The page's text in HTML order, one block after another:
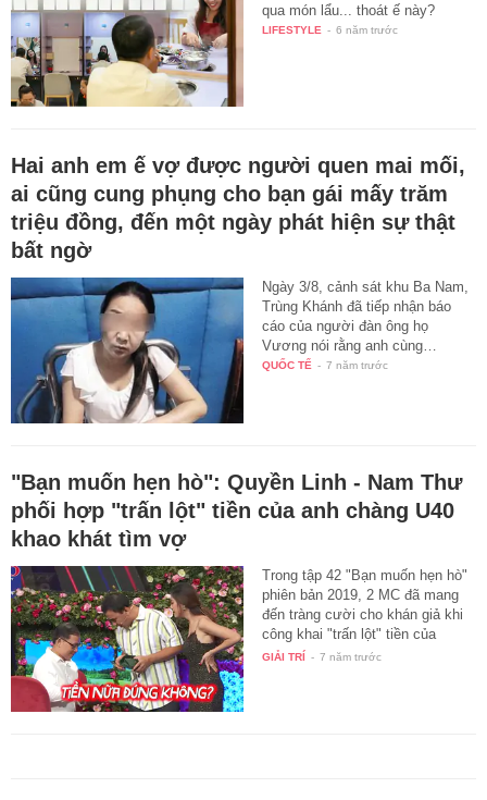
qua món lẩu... thoát ế này?
LIFESTYLE - 6 năm trước
Hai anh em ế vợ được người quen mai mối,
ai cũng cung phụng cho bạn gái mấy trăm
triệu đồng, đến một ngày phát hiện sự thật
bất ngờ
Ngày 3/8, cảnh sát khu Ba Nam,
Trùng Khánh đã tiếp nhận báo
cáo của người đàn ông họ
Vương nói rằng anh cùng…
QUỐC TẾ - 7 năm trước
"Bạn muốn hẹn hò": Quyền Linh - Nam Thư
phối hợp "trấn lột" tiền của anh chàng U40
khao khát tìm vợ
Trong tập 42 "Bạn muốn hẹn hò"
phiên bản 2019, 2 MC đã mang
đến tràng cười cho khán giả khi
công khai "trấn lột" tiền của
nam…
GIẢI TRÍ - 7 năm trước